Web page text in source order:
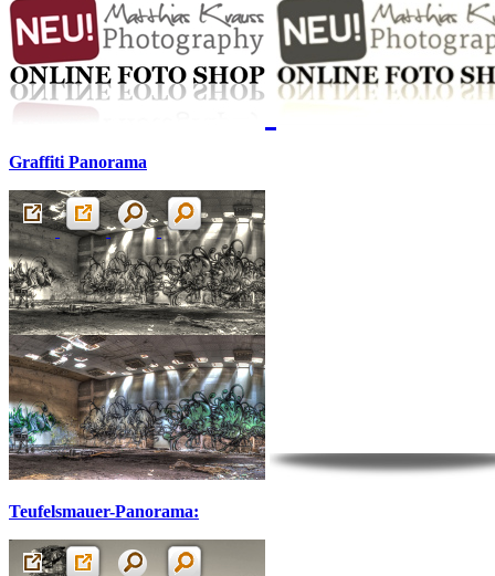
Graffiti Panorama
Teufelsmauer-Panorama: